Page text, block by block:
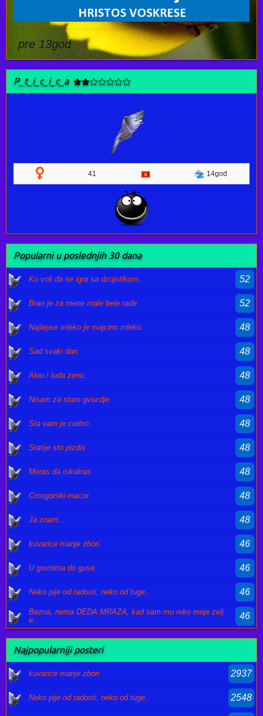
pre 13god
P_t_i_c_i_c_a
41 14god
Popularni u poslednjih 30 dana
Ko voli da se igra sa dzojstikom.. 52
Brao je za mene male bele rade 52
Najlepse mleko je majcino mleko.. 48
Sad svaki dan.. 48
Aloo.! luda zeno.. 48
Nisam za staro gvozdje.. 48
Sta vam je cudno.. 48
Statije sto pizdis 48
Moras da iskuliras 48
Crnogorski macor 48
Ja znam... 48
kuvarice manje zbori 46
U govnima do guse.. 46
Neko pije od radosti, neko od tuge.. 46
Bezna, nema DEDA MRAZA, kad sam mu reko moje zelj
e..
46
Najpopularniji posteri
kuvarice manje zbori 2937
Neko pije od radosti, neko od tuge.. 2548